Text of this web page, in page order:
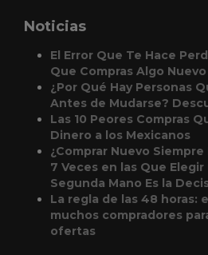
Noticias
El Error Que Te Hace
Que Compras Algo Nuevo
¿Por Qué Hay Personas
Antes de Mudarse?
Las 10 Peores Compras
Dinero a los Mexicanos
¿Comprar Nuevo
7 Veces en las Que
Segunda Mano Es la
La regla de las 48 horas:
muchos compradores
ofertas